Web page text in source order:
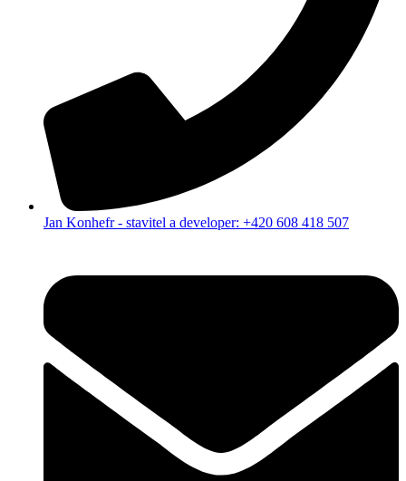
Jan Konhefr - stavitel a developer: +420 608 418 507